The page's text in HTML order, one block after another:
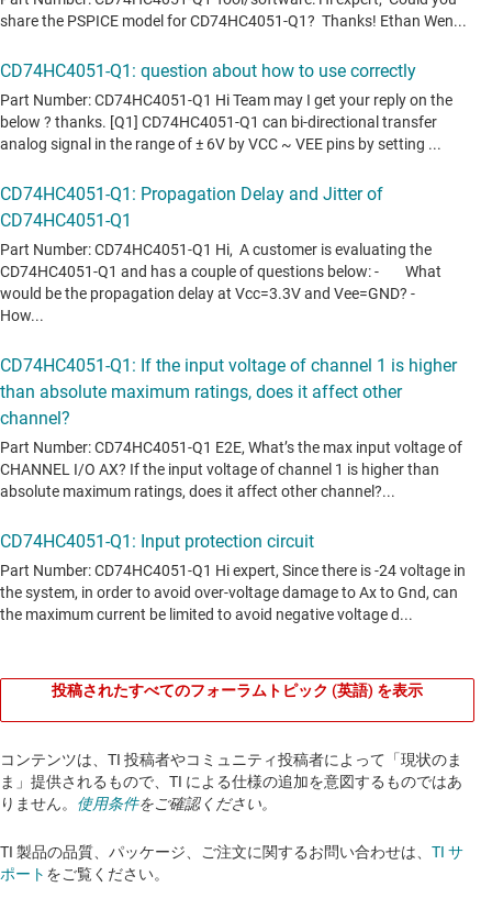
投稿されたすべてのフォーラムトピック (英語) を表示
コンテンツは、TI 投稿者やコミュニティ投稿者によって「現状のま
ま」提供されるもので、TI による仕様の追加を意図するものではあ
りません。 使用条件をご確認ください。
TI 製品の品質、パッケージ、ご注文に関するお問い合わせは、 TI サ
ポート をご覧ください。​​​​​​​​​​​​​​